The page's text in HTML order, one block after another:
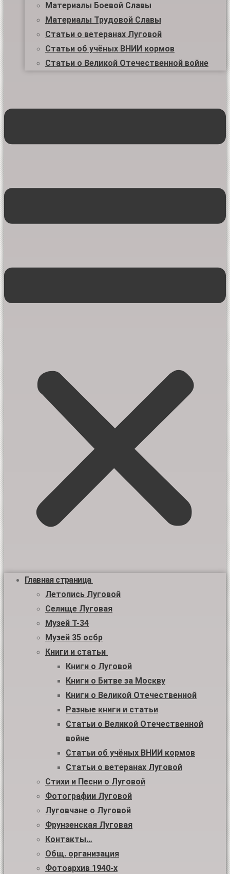
Материалы Боевой Славы
Материалы Трудовой Славы
Статьи о ветеранах Луговой
Статьи об учёных ВНИИ кормов
Статьи о Великой Отечественной войне
Главная страница
Летопись Луговой
Селище Луговая
Музей Т-34
Музей 35 осбр
Книги и статьи
Книги о Луговой
Книги о Битве за Москву
Книги о Великой Отечественной
Разные книги и статьи
Статьи о Великой Отечественной
войне
Статьи об учёных ВНИИ кормов
Статьи о ветеранах Луговой
Стихи и Песни о Луговой
Фотографии Луговой
Луговчане о Луговой
Фрунзенская Луговая
Контакты…
Общ. организация
Фотоархив 1940-х